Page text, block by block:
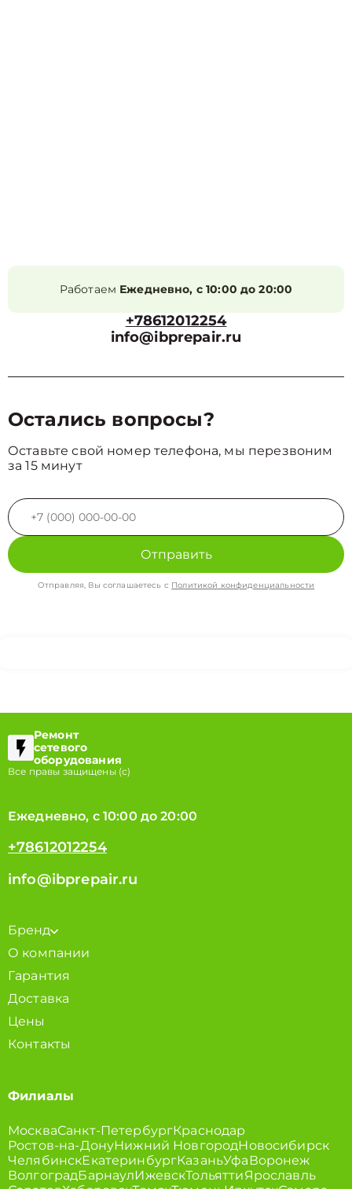
Работаем Ежедневно, с 10:00 до 20:00
+78612012254
info@ibprepair.ru
Остались вопросы?
Оставьте свой номер телефона, мы перезвоним
за 15 минут
Отправить
Отправляя, Вы соглашаетесь с Политикой конфиденциальности
Ремонт
сетевого
оборудования
Все правы защищены (с)
Ежедневно, с 10:00 до 20:00
+78612012254
info@ibprepair.ru
Бренд
О компании
Гарантия
Доставка
Цены
Контакты
Филиалы
МоскваСанкт-ПетербургКраснодар
Ростов-на-ДонуНижний НовгородНовосибирск
ЧелябинскЕкатеринбургКазаньУфаВоронеж
ВолгоградБарнаулИжевскТольяттиЯрославль